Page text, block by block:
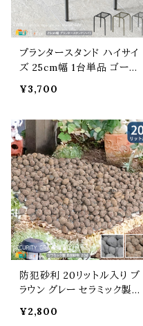
プランタースタンド ハイサイ
ズ 25cm幅 1台単品 ゴール
奥行25cm 高さ35.5cm ハ
鉢台 植木鉢スタンド 鉢植
えスタンド 鉢植え台 フラワ
ースタンド フラワーラック 花
台 花ラック おすすめ おしゃ
れ コンパクト スチール製
¥3,700
防犯砂利 20リットル入り ブ
ラウン グレー セラミック製
セラミック製石 一粒2cm〜3
¥2,800